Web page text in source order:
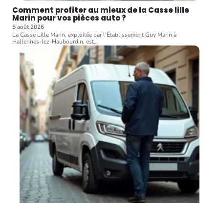
Comment profiter au mieux de la Casse lille
Marin pour vos pièces auto ?
5 août 2026
La Casse Lille Marin, exploitée par l'Établissement Guy Marin à
Hallennes-lez-Haubourdin, est…